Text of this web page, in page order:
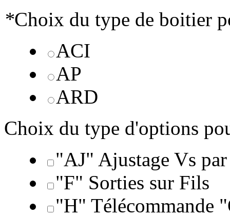
*Choix du type de boitier
ACI
AP
ARD
Choix du type d'options
"AJ" Ajustage Vs
"F" Sorties sur Fils
"H" Télécommande